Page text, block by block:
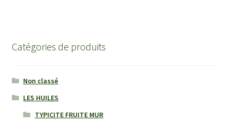
Catégories de produits
Non classé
LES HUILES
TYPICITE FRUITE MUR